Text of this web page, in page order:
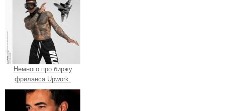
Немного про биржу
фриланса Upwork.